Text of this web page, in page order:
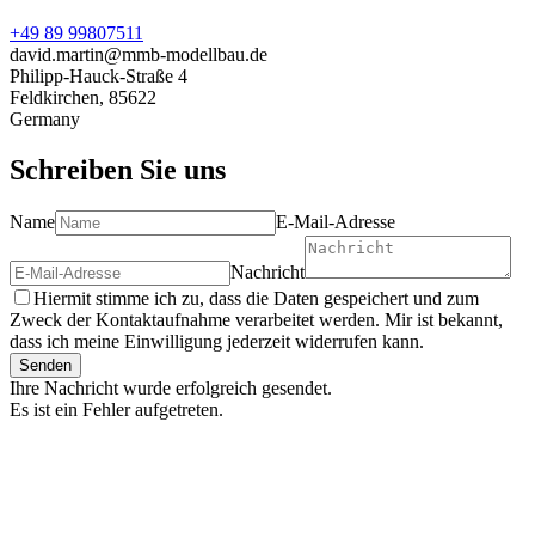
+49 89 99807511
david.martin@mmb-modellbau.de
Philipp-Hauck-Straße 4
Feldkirchen, 85622
Germany
Schreiben Sie uns
Name E-Mail-Adresse
Nachricht
Hiermit stimme ich zu, dass die Daten gespeichert und zum
Zweck der Kontaktaufnahme verarbeitet werden. Mir ist bekannt,
dass ich meine Einwilligung jederzeit widerrufen kann.
Senden
Ihre Nachricht wurde erfolgreich gesendet.
Es ist ein Fehler aufgetreten.